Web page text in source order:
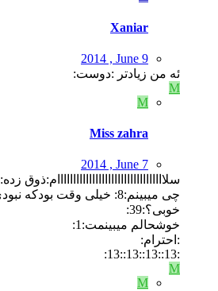
Xaniar
2014 , June 9
ئه من زیادتر :دوست:
M
M
Miss zahra
2014 , June 7
سلاااااااااااااااااااااااااااااااااام:ذوق زده:
چی میبینم:8: خیلی وقت بودکه نبودی انجمن داداش:8:
خوبی؟:39:
خوشحالم میبینمت:1:
:احترام:
:13::13::13::13:
M
M